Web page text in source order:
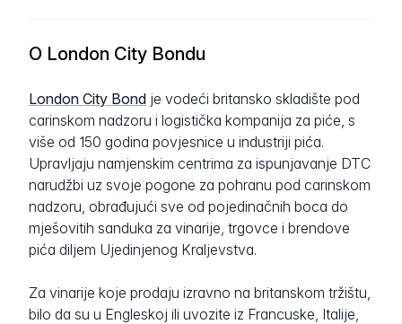
O London City Bondu
London City Bond je vodeći britansko skladište pod
carinskom nadzoru i logistička kompanija za piće, s
više od 150 godina povjesnice u industriji pića.
Upravljaju namjenskim centrima za ispunjavanje DTC
narudžbi uz svoje pogone za pohranu pod carinskom
nadzoru, obrađujući sve od pojedinačnih boca do
mješovitih sanduka za vinarije, trgovce i brendove
pića diljem Ujedinjenog Kraljevstva.
Za vinarije koje prodaju izravno na britanskom tržištu,
bilo da su u Engleskoj ili uvozite iz Francuske, Italije,